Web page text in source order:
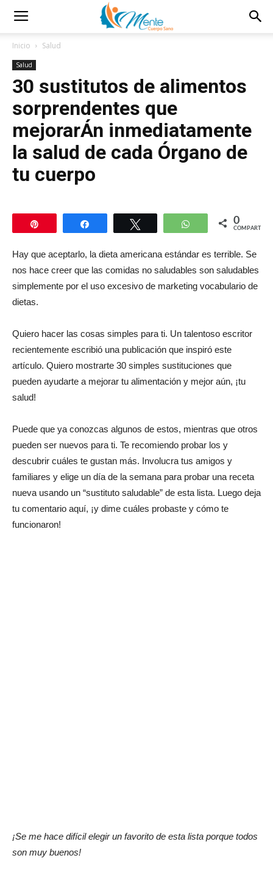
Inicio Salud
Salud
30 sustitutos de alimentos
sorprendentes que
mejorarÁn inmediatamente
la salud de cada Órgano de
tu cuerpo
Compartir WhatsApp
0
COMPARTIR
Hay que aceptarlo, la dieta americana estándar es terrible. Se
nos hace creer que las comidas no saludables son saludables
simplemente por el uso excesivo de marketing vocabulario de
dietas.
Quiero hacer las cosas simples para ti. Un talentoso escritor
recientemente escribió una publicación que inspiró este
artículo. Quiero mostrarte 30 simples sustituciones que
pueden ayudarte a mejorar tu alimentación y mejor aún, ¡tu
salud!
Puede que ya conozcas algunos de estos, mientras que otros
pueden ser nuevos para ti. Te recomiendo probar los y
descubrir cuáles te gustan más. Involucra tus amigos y
familiares y elige un día de la semana para probar una receta
nueva usando un “sustituto saludable” de esta lista. Luego deja
tu comentario aquí, ¡y dime cuáles probaste y cómo te
funcionaron!
¡Se me hace difícil elegir un favorito de esta lista porque todos
son muy buenos!